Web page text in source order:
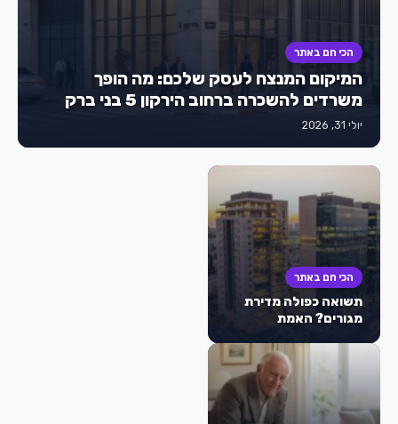
הכי חם באתר
המיקום המנצח לעסק שלכם: מה הופך
משרדים להשכרה ברחוב הירקון 5 בני ברק
למבוקשים כל כך?
יולי 31, 2026
הכי חם באתר
תשואה כפולה מדירת
מגורים? האמת
הטרנד של משרדים
להשקעה בישראל